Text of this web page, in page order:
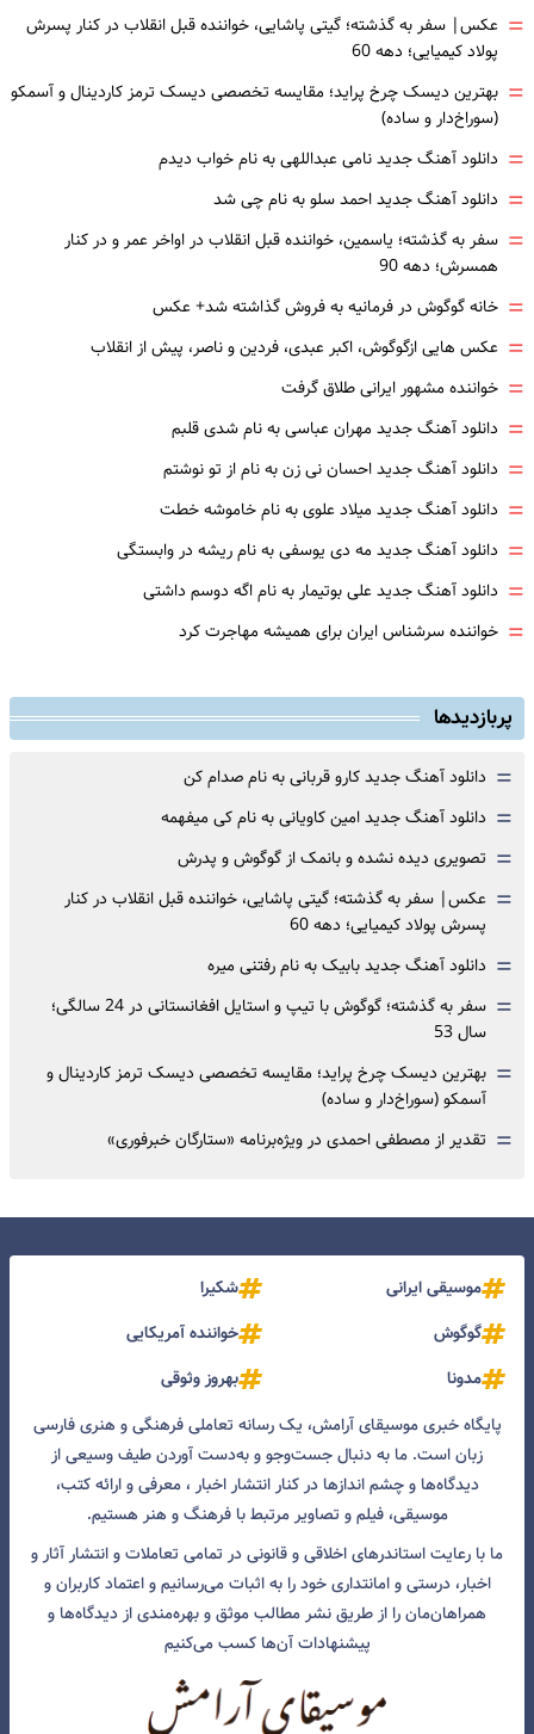
= عکس| سفر به گذشته؛ گیتی پاشایی، خواننده قبل انقلاب در کنار پسرش
پولاد کیمیایی؛ دهه 60
= بهترین دیسک چرخ پراید؛ مقایسه تخصصی دیسک ترمز کاردینال و آسمکو
(سوراخ‌دار و ساده)
= دانلود آهنگ جدید نامی عبداللهی به نام خواب دیدم
= دانلود آهنگ جدید احمد سلو به نام چی شد
= سفر به گذشته؛ یاسمین، خواننده قبل انقلاب در اواخر عمر و در کنار
همسرش؛ دهه 90
= خانه گوگوش در فرمانیه به فروش گذاشته شد+ عکس
= عکس هایی ازگوگوش، اکبر عبدی، فردین و ناصر، پیش از انقلاب
= خواننده مشهور ایرانی طلاق گرفت
= دانلود آهنگ جدید مهران عباسی به نام شدی قلبم
= دانلود آهنگ جدید احسان نی زن به نام از تو نوشتم
= دانلود آهنگ جدید میلاد علوی به نام خاموشه خطت
= دانلود آهنگ جدید مه دی یوسفی به نام ریشه در وابستگی
= دانلود آهنگ جدید علی بوتیمار به نام اگه دوسم داشتی
= خواننده سرشناس ایران برای همیشه مهاجرت کرد
پربازدیدها
= دانلود آهنگ جدید کارو قربانی به نام صدام کن
= دانلود آهنگ جدید امین کاویانی به نام کی میفهمه
= تصویری دیده نشده و بانمک از گوگوش و پدرش
= عکس| سفر به گذشته؛ گیتی پاشایی، خواننده قبل انقلاب در کنار
پسرش پولاد کیمیایی؛ دهه 60
= دانلود آهنگ جدید بابیک به نام رفتنی میره
=
سفر به گذشته؛ گوگوش با تیپ و استایل افغانستانی در 24 سالگی؛
سال 53
= بهترین دیسک چرخ پراید؛ مقایسه تخصصی دیسک ترمز کاردینال و
آسمکو (سوراخ‌دار و ساده)
= تقدیر از مصطفی احمدی در ویژه‌برنامه «ستارگان خبرفوری»
موسیقی ایرانی
شکیرا
گوگوش
خواننده آمریکایی
مدونا
بهروز وثوقی
پایگاه خبری موسیقای آرامش، یک رسانه تعاملی فرهنگی و هنری فارسی
زبان است. ما به دنبال جست‌و‌جو و به‌دست آوردن طیف وسیعی از
دیدگاه‌ها و چشم انداز‌ها در کنار انتشار اخبار ، معرفی و ارائه کتب،
موسیقی، فیلم و تصاویر مرتبط با فرهنگ و هنر هستیم.
ما با رعایت استاندرهای اخلاقی و قانونی در تمامی تعاملات و انتشار آثار و
اخبار، درستی و امانتداری خود را به اثبات می‌رسانیم و اعتماد کاربران و
همراهان‌مان را از طریق نشر مطالب موثق و بهره‌مندی از دیدگاه‌ها و
پیشنهادات آن‌ها کسب می‌کنیم